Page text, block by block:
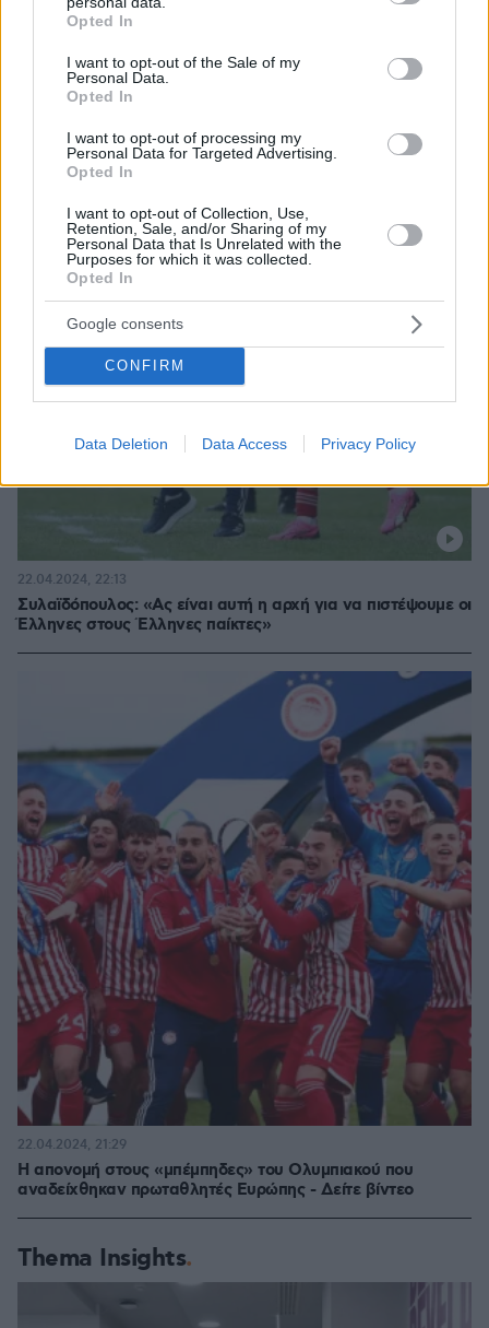
grant or deny consent to Google and its third-party tags to
use your data for below specified purposes in below Google
consent section.
Opted In
I want to opt-out of the Sale of my
Personal Data.
Opted In
I want to opt-out of processing my
Personal Data for Targeted Advertising.
Opted In
I want to opt-out of Collection, Use,
Retention, Sale, and/or Sharing of my
Personal Data that Is Unrelated with the
Purposes for which it was collected.
Opted In
Google consents
CONFIRM
Data Deletion Data Access Privacy Policy
Σχετικά Άρθρα
Συλαϊδόπουλος: «Ας είναι αυτή η αρχή για να πιστέψουμε οι
Έλληνες στους Έλληνες παίκτες»
22.04.2024, 22:13
Η απονομή στους «μπέμπηδες» του Ολυμπιακού που
αναδείχθηκαν πρωταθλητές Ευρώπης - Δείτε βίντεο
22.04.2024, 21:29
Thema Insights
Protothema.gr